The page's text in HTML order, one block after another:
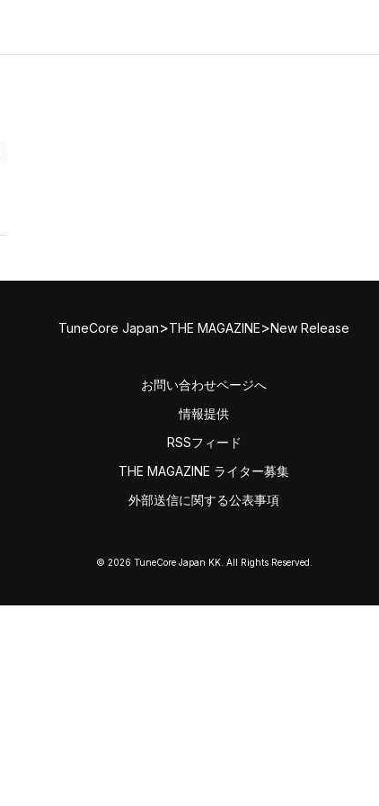
TuneCore Japan>THE MAGAZINE>New Release
お問い合わせページへ
情報提供
RSSフィード
THE MAGAZINE ライター募集
外部送信に関する公表事項
© 2026 TuneCore Japan KK. All Rights Reserved.